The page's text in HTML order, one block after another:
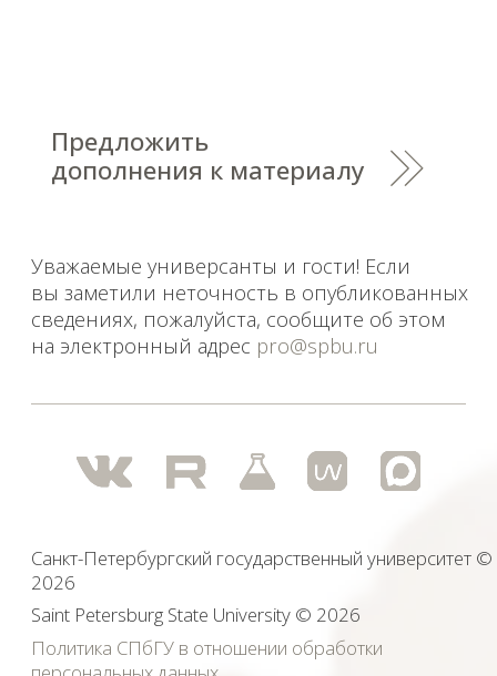
На данном информационном ресурсе могут быть
опубликованы архивные материалы с упоминанием
Министерством юстиции Российской Федерации в реестр
иностранных агентов, а также организаций, признанных
экстремистскими и запрещенных на территории
Санкт-Петербургский государственный университет ©
2026